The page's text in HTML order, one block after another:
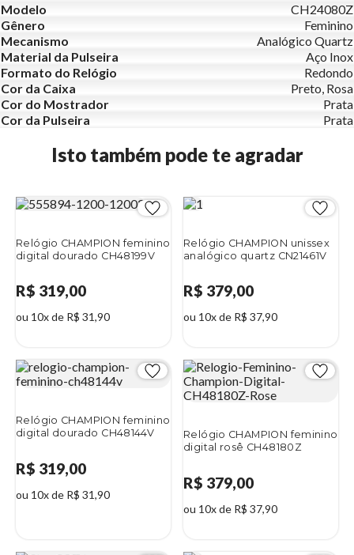
Modelo
CH24080Z
Gênero
Feminino
Mecanismo
Analógico Quartz
Material da Pulseira
Aço Inox
Formato do Relógio
Redondo
Cor da Caixa
Preto, Rosa
Cor do Mostrador
Prata
Cor da Pulseira
Prata
Isto também pode te agradar
Relógio CHAMPION feminino
digital dourado CH48199V
R$ 319,00
ou 10x de R$ 31,90
Relógio CHAMPION unissex
analógico quartz CN21461V
R$ 379,00
ou 10x de R$ 37,90
Relógio CHAMPION feminino
digital dourado CH48144V
R$ 319,00
ou 10x de R$ 31,90
Relógio CHAMPION feminino
digital rosê CH48180Z
R$ 379,00
ou 10x de R$ 37,90